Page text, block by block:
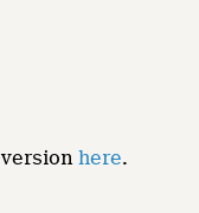
versionhere.